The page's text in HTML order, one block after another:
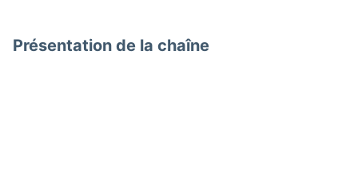
Présentation de la chaîne